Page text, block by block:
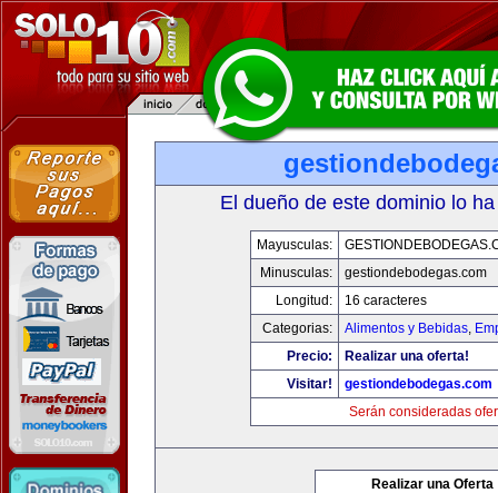
El dueño de este dominio lo
Mayusculas:
Minusculas:
gestiondebodegas.com
Longitud:
16 caracteres
Categorias:
Alimentos y Bebidas,
Precio:
Realizar una oferta!
Visitar!
gestiondebodegas.com
Serán consideradas
Realizar una Oferta